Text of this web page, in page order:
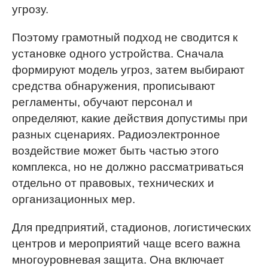
угрозу.
Поэтому грамотный подход не сводится к
установке одного устройства. Сначала
формируют модель угроз, затем выбирают
средства обнаружения, прописывают
регламенты, обучают персонал и
определяют, какие действия допустимы при
разных сценариях. Радиоэлектронное
воздействие может быть частью этого
комплекса, но не должно рассматриваться
отдельно от правовых, технических и
организационных мер.
Для предприятий, стадионов, логистических
центров и мероприятий чаще всего важна
многоуровневая защита. Она включает